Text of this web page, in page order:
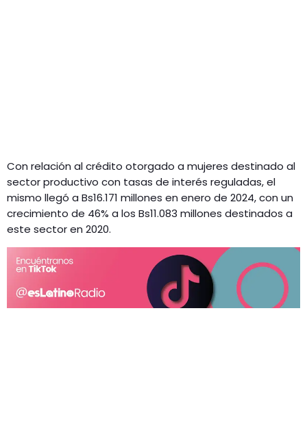
Con relación al crédito otorgado a mujeres destinado al
sector productivo con tasas de interés reguladas, el
mismo llegó a Bs16.171 millones en enero de 2024, con un
crecimiento de 46% a los Bs11.083 millones destinados a
este sector en 2020.